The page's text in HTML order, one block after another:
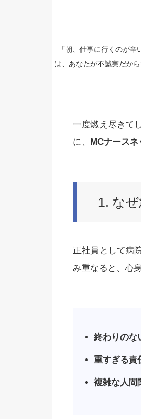
「朝、仕事に行くのが
は、あなたが不誠実だか
一度燃え尽きて
に、 MCナースネ
1. な
正社員として病
み重なると、心
終わりのな
重すぎる責
複雑な人間